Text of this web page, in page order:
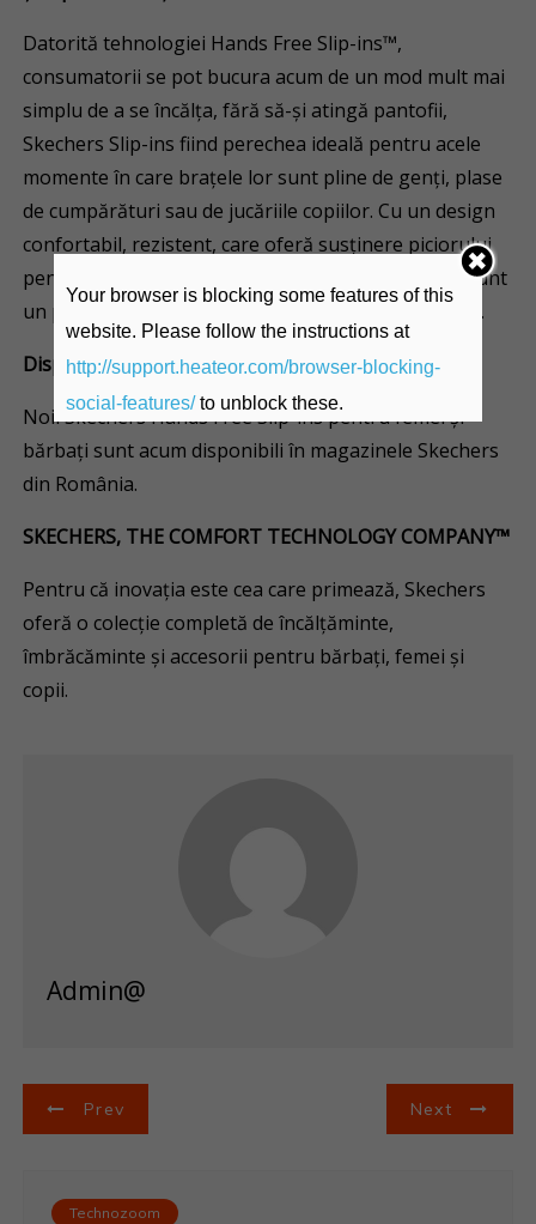
Datorită tehnologiei Hands Free Slip-ins™,
consumatorii se pot bucura acum de un mod mult mai
simplu de a se încălța, fără să-și atingă pantofii,
Skechers Slip-ins fiind perechea ideală pentru acele
momente în care brațele lor sunt pline de genți, plase
de cumpărături sau de jucăriile copiilor. Cu un design
confortabil, rezistent, care oferă susținere piciorului
pentru drumurile lungi în oraș, noii pantofi sport sunt
un plus în colecția de încălțăminte a cumpărătorilor.
Disponibilitate
Noii Skechers Hands Free Slip-ins pentru femei și
bărbați sunt acum disponibili în magazinele Skechers
din România.
SKECHERS, THE COMFORT TECHNOLOGY COMPANY™
Pentru că inovația este cea care primează, Skechers
oferă o colecție completă de încălțăminte,
îmbrăcăminte și accesorii pentru bărbați, femei și
copii.
Admin@
N
Prev Next
Technozoom
Your browser is blocking some features of this
website. Please follow the instructions at
http://support.heateor.com/browser-blocking-
social-features/to unblock these.